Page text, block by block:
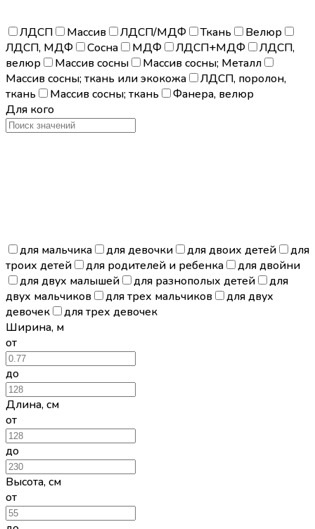
ЛДСП Массив ЛДСП/МДФ Ткань
Велюр
ЛДСП, МДФ
Сосна МДФ ЛДСП+МДФ
ЛДСП,
велюр
Массив сосны
Массив сосны; Металл
Массив сосны; ткань или экокожа
ЛДСП, поролон,
ткань
Массив сосны; ткань
Фанера, велюр
Для кого
для мальчика для девочки для двоих детей
для
троих детей
для родителей и ребенка
для двойни
для двух малышей
для разнополых детей
для
двух мальчиков
для трех мальчиков
для двух
девочек
для трех девочек
Ширина, м
от
до
Длина,см
от
до
Высота,см
от